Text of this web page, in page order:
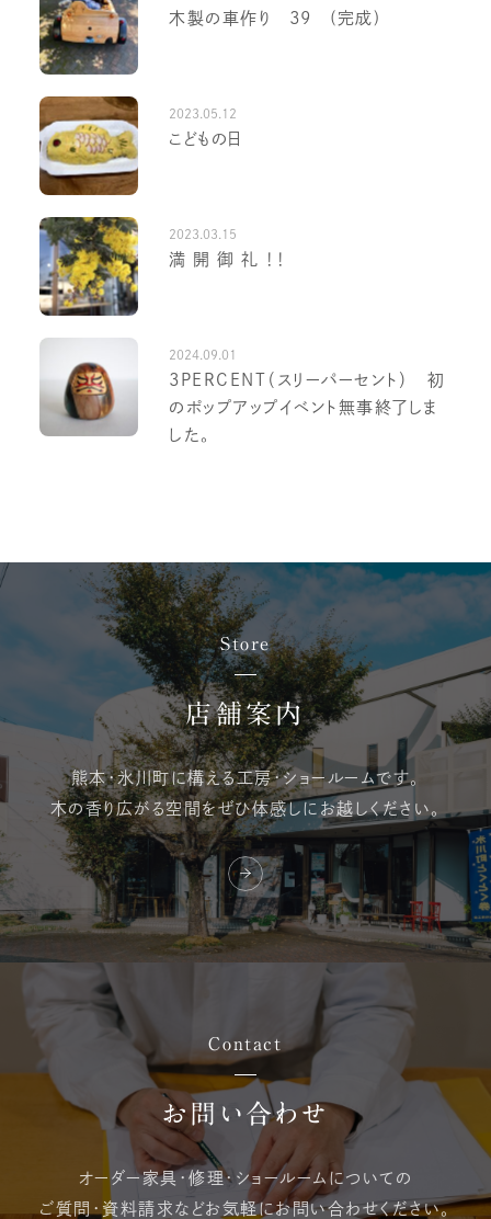
木製の車作り 39 (完成)
2023.05.12
こどもの日
2023.03.15
満 開 御 礼 ！！
2024.09.01
3PERCENT（スリーパーセント） 初
のポップアップイベント無事終了しま
した。
Store
店舗案内
熊本・氷川町に構える工房・ショールームです。
木の香り広がる空間をぜひ体感しにお越しください。
Contact
お問い合わせ
オーダー家具・修理・ ショールームについての
ご質問・資料請求などお気軽にお問い合わせください。